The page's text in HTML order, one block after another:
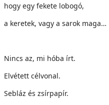
hogy egy fekete lobogó,
a keretek, vagy a sarok maga…
Nincs az, mi hóba írt.
Elvétett célvonal.
Sebláz és zsírpapír.